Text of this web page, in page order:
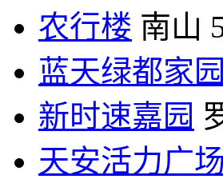
农行楼 南山
蓝天绿都家园
新时速嘉园
天安活力广场